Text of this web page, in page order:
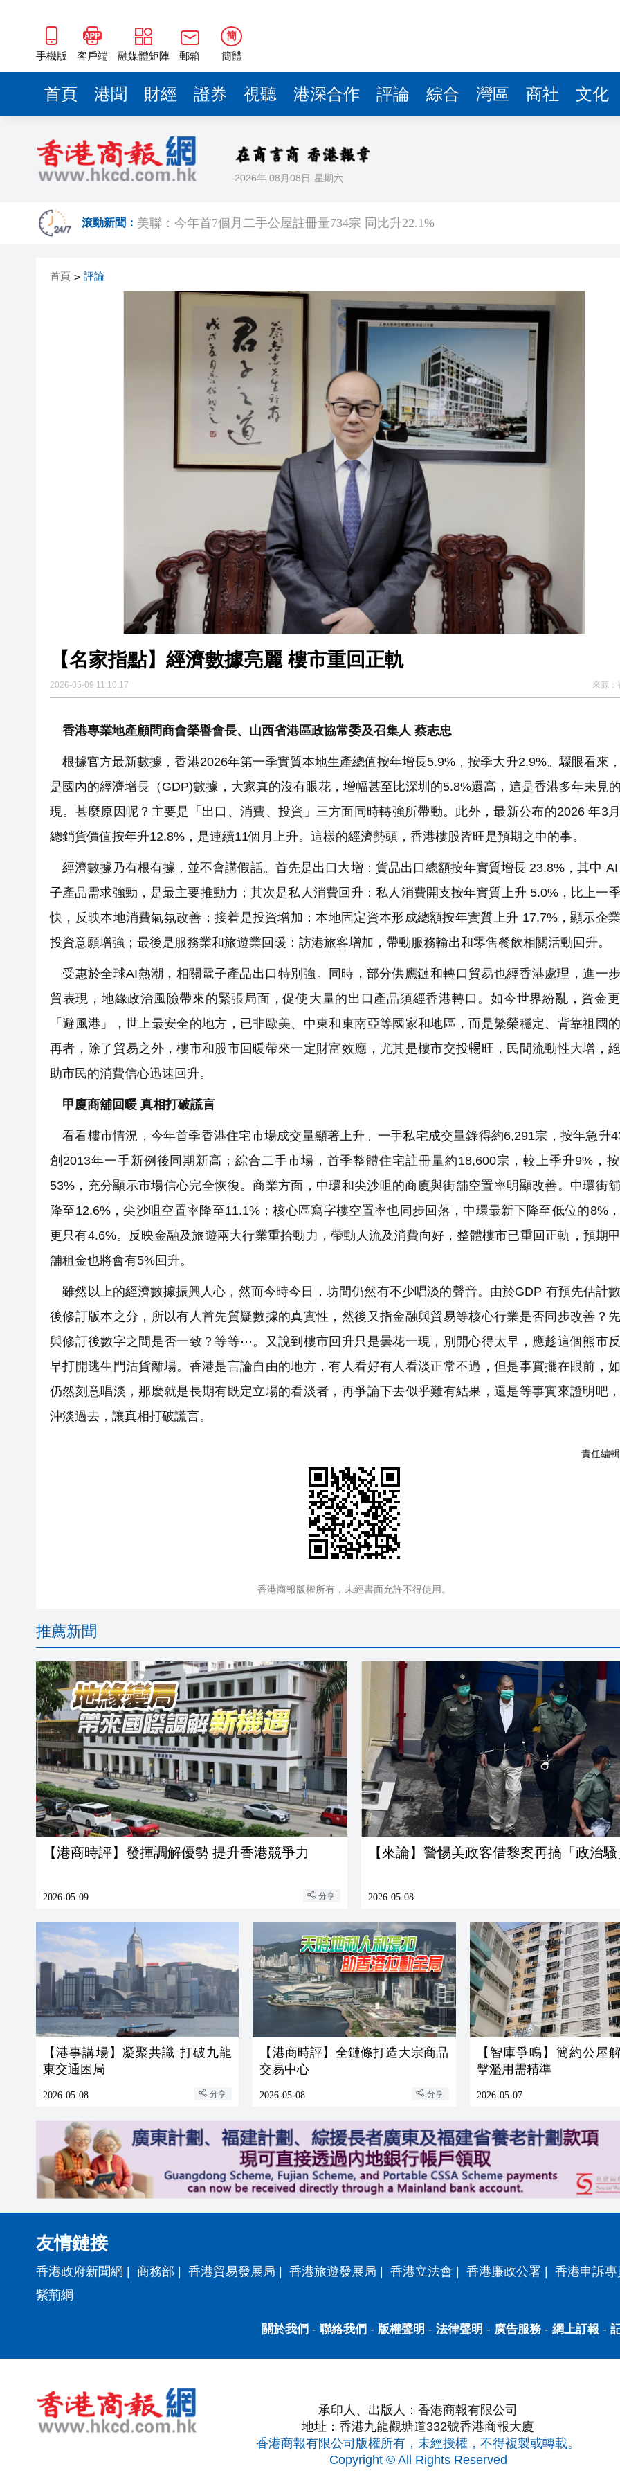
手機版 客戶端 融媒體矩陣 郵箱
簡
簡體
首頁 港聞 財經 證券 視聽 港深合作 評論 綜合 灣區 商社 文化
2026年 08月08日 星期六
滾動新聞： 美聯：今年首7個月二手公屋註冊量734宗 同比升22.1%
因噪音滋擾用菜刀狂斬樓上鄰居 黃大仙上邨四旬男子墮斃
2026年全民健身日暨廣州市體育節、體育消費季系列活動啟動
熱到預警升級！深圳高溫橙色預警信號已生效
下一代AI模型能力逼近「危險邊界」 OpenAI暫停Astra部分研發工作
首頁 > 評論
【名家指點】經濟數據亮麗 樓市重回正軌
2026-05-09 11:10:17 來源：
香港專業地產顧問商會榮譽會長、山西省港區政協常委及召集人 蔡志忠
根據官方最新數據，香港2026年第一季實質本地生產總值按年增長5.9%，按季大升2.9%。驟眼看來
是國內的經濟增長（GDP)數據，大家真的沒有眼花，增幅甚至比深圳的5.8%還高，這是香港多年未見
現。甚麼原因呢？主要是「出口、消費、投資」三方面同時轉強所帶動。此外，最新公布的2026 年3
總銷貨價值按年升12.8%，是連續11個月上升。這樣的經濟勢頭，香港樓股皆旺是預期之中的事。
經濟數據乃有根有據，並不會講假話。首先是出口大增：貨品出口總額按年實質增長 23.8%，其中
子產品需求強勁，是最主要推動力；其次是私人消費回升：私人消費開支按年實質上升 5.0%，比上一
快，反映本地消費氣氛改善；接着是投資增加：本地固定資本形成總額按年實質上升 17.7%，顯示企
投資意願增強；最後是服務業和旅遊業回暖：訪港旅客增加，帶動服務輸出和零售餐飲相關活動回升。
受惠於全球AI熱潮，相關電子產品出口特別強。同時，部分供應鏈和轉口貿易也經香港處理，進一
貿表現，地緣政治風險帶來的緊張局面，促使大量的出口產品須經香港轉口。如今世界紛亂，資金
「避風港」，世上最安全的地方，已非歐美、中東和東南亞等國家和地區，而是繁榮穩定、背靠祖國
再者，除了貿易之外，樓市和股市回暖帶來一定財富效應，尤其是樓市交投𣈱旺，民間流動性大增，
助市民的消費信心迅速回升。
甲廈商舖回暖 真相打破謊言
看看樓市情況，今年首季香港住宅市場成交量顯著上升。一手私宅成交量錄得約6,291宗，按年急升
創2013年一手新例後同期新高；綜合二手市場，首季整體住宅註冊量約18,600宗，較上季升9%，
53%，充分顯示市場信心完全恢復。商業方面，中環和尖沙咀的商廈與街舖空置率明顯改善。中環街
降至12.6%，尖沙咀空置率降至11.1%；核心區寫字樓空置率也同步回落，中環最新下降至低位的8%
更只有4.6%。反映金融及旅遊兩大行業重拾動力，帶動人流及消費向好，整體樓市已重回正軌，預期
舖租金也將會有5%回升。
雖然以上的經濟數據振興人心，然而今時今日，坊間仍然有不少唱淡的聲音。由於GDP 有預先估計
後修訂版本之分，所以有人首先質疑數據的真實性，然後又指金融與貿易等核心行業是否同步改善？
與修訂後數字之間是否一致？等等⋯。又說到樓市回升只是曇花一現，別開心得太早，應趁這個熊市
早打開逃生門沽貨離場。香港是言論自由的地方，有人看好有人看淡正常不過，但是事實擺在眼前，
仍然刻意唱淡，那麼就是長期有既定立場的看淡者，再爭論下去似乎難有結果，還是等事實來證明吧
沖淡過去，讓真相打破謊言。
責任編
香港商報版權所有，未經書面允許不得使用。
推薦新聞
【港商時評】發揮調解優勢 提升香港競爭力
2026-05-09 分享
【來論】警惕美政客借黎案再搞「政治
2026-05-08
【港事講場】凝聚共識 打破九龍
東交通困局
2026-05-08 分享
【港商時評】全鏈條打造大宗商品
交易中心
2026-05-08 分享
【智庫爭鳴】簡約公屋
擊濫用需精準
2026-05-07
友情鏈接
香港政府新聞網 商務部 香港貿易發展局 香港旅遊發展局 香港立法會 香港廉政公署
香港申訴
紫荊網
關於我們 - 聯絡我們 - 版權聲明 - 法律聲明 - 廣告服務- 網上訂報 -
承印人、出版人：香港商報有限公司
地址：香港九龍觀塘道332號香港商報大廈
香港商報有限公司版權所有，未經授權，不得複製或轉載。
Copyright © All Rights Reserved